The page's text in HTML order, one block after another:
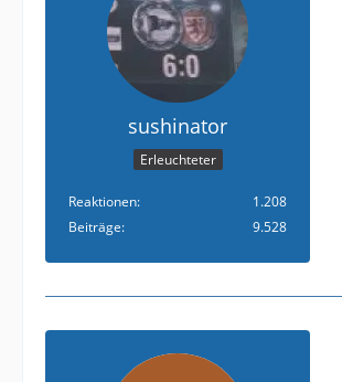
sushinator
Erleuchteter
Reaktionen
1.208
Beiträge
9.528